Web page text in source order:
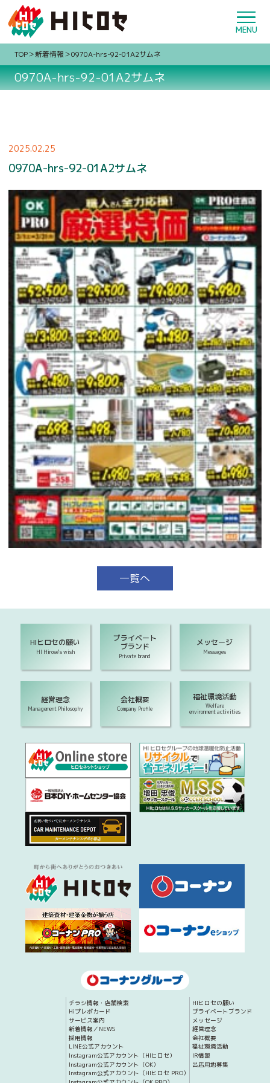
TOP 新着情報 0970A-hrs-92-01A2サムネ
0970A-hrs-92-01A2サムネ
2025.02.25
0970A-hrs-92-01A2サムネ
一覧へ
HIヒロセの願い
HI Hirose's wish
プライベート
ブランド
Private brand
メッセージ
Messages
経営理念
Management Philosophy
会社概要
Company Profile
福祉環境活動
Welfare
environment activities
チラシ情報・店舗検索
Hiプレポカード
サービス案内
新着情報／NEWS
採用情報
LINE公式アカウント
Instagram公式アカウント（HIヒロセ）
Instagram公式アカウント（OK）
Instagram公式アカウント（HIヒロセ PRO）
HIヒロセの願い
プライベートブランド
メッセージ
経営理念
会社概要
福祉環境活動
IR情報
出店用地募集